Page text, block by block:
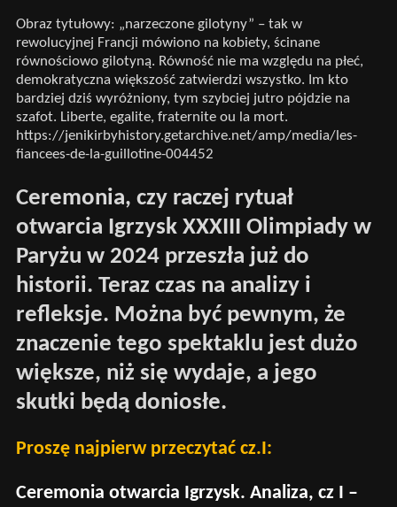
Obraz tytułowy: „narzeczone gilotyny” – tak w
rewolucyjnej Francji mówiono na kobiety, ścinane
równościowo gilotyną. Równość nie ma względu na płeć,
demokratyczna większość zatwierdzi wszystko. Im kto
bardziej dziś wyróżniony, tym szybciej jutro pójdzie na
szafot. Liberte, egalite, fraternite ou la mort.
https://jenikirbyhistory.getarchive.net/amp/media/les-
fiancees-de-la-guillotine-004452
Ceremonia, czy raczej rytuał
otwarcia Igrzysk XXXIII Olimpiady w
Paryżu w 2024 przeszła już do
historii. Teraz czas na analizy i
refleksje. Można być pewnym, że
znaczenie tego spektaklu jest dużo
większe, niż się wydaje, a jego
skutki będą doniosłe.
Proszę najpierw przeczytać cz.I:
Ceremonia otwarcia Igrzysk. Analiza, cz I –